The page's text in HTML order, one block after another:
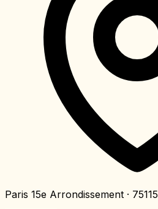
Paris 15e Arrondissement · 75115